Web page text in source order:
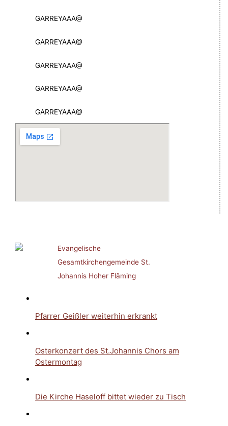
GARREYAAA@
GARREYAAA@
GARREYAAA@
GARREYAAA@
GARREYAAA@
Evangelische
Gesamtkirchengemeinde St.
Johannis Hoher Fläming
Pfarrer Geißler weiterhin erkrankt
Osterkonzert des St.Johannis Chors am
Ostermontag
Die Kirche Haseloff bittet wieder zu Tisch